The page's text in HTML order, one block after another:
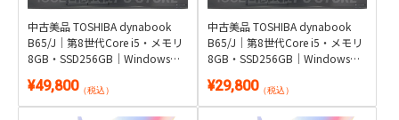
中古美品 TOSHIBA dynabook
B65/J｜第8世代Core i5・メモリ
8GB・SSD256GB｜Windows
¥49,800（税込）
中古美品 TOSHIBA dynabook
B65/J｜第8世代Core i5・メモリ
8GB・SSD256GB｜Windows
¥29,800（税込）